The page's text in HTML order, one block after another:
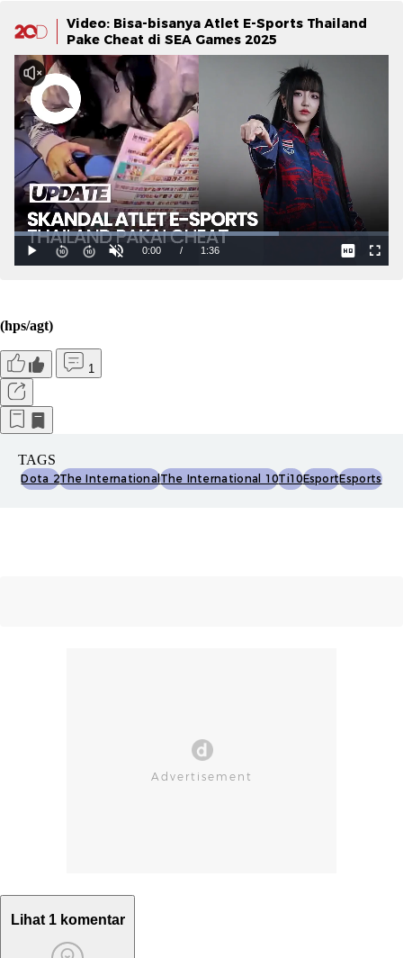
Video: Bisa-bisanya Atlet E-Sports Thailand
Pake Cheat di SEA Games 2025
(hps/agt)
1
TAGS
Dota 2The InternationalThe International 10Ti10EsportEsports
Lihat 1 komentar